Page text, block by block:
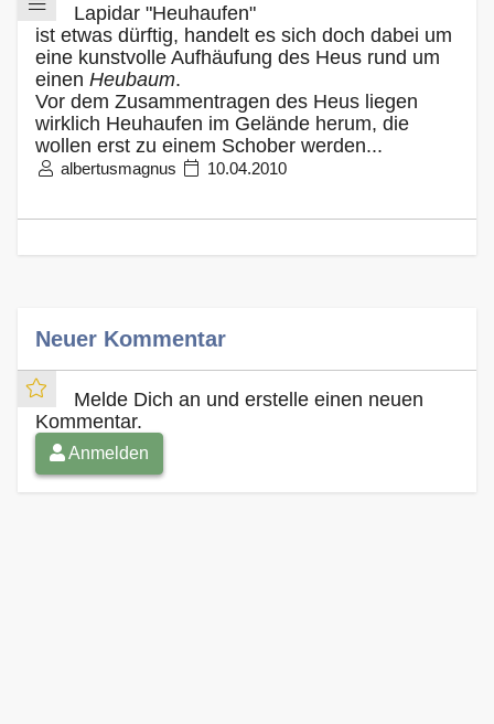
Lapidar "Heuhaufen"
ist etwas dürftig, handelt es sich doch dabei um
eine kunstvolle Aufhäufung des Heus rund um
einen Heubaum.
Vor dem Zusammentragen des Heus liegen
wirklich Heuhaufen im Gelände herum, die
wollen erst zu einem Schober werden...
albertusmagnus 10.04.2010
Neuer Kommentar
Melde Dich an und erstelle einen neuen
Kommentar.
Anmelden